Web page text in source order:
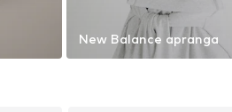
New Balance apranga